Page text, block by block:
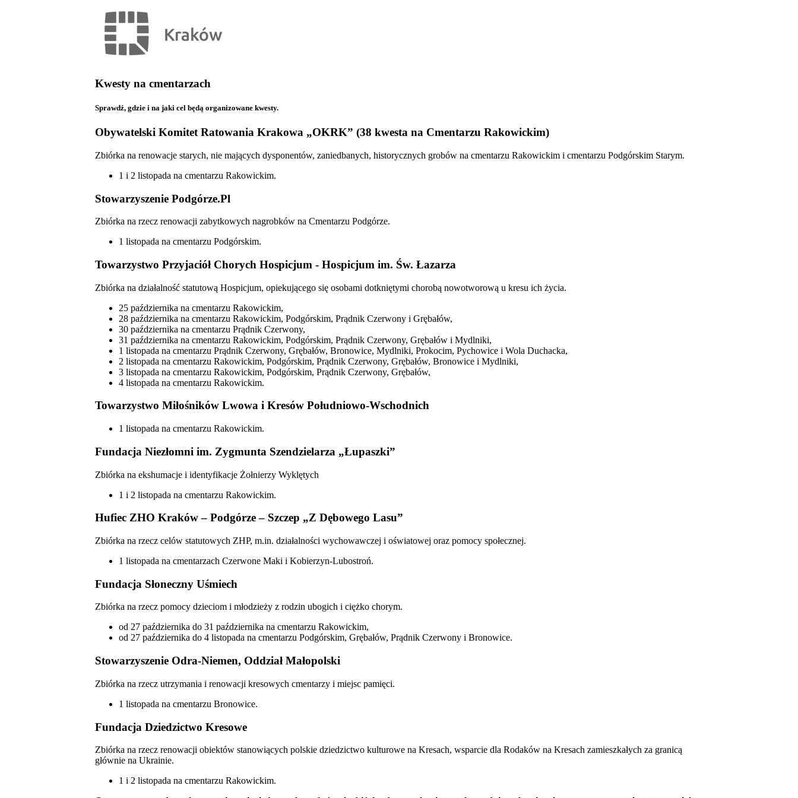
Kwesty na cmentarzach
Sprawdź, gdzie i na jaki cel będą organizowane kwesty.
Obywatelski Komitet Ratowania Krakowa „OKRK” (38 kwesta na Cmentarzu Rakowickim)
Zbiórka na renowacje starych, nie mających dysponentów, zaniedbanych, historycznych grobów na cmentarzu Rakowickim i cmentarzu Podgórskim Starym.
1 i 2 listopada na cmentarzu Rakowickim.
Stowarzyszenie Podgórze.Pl
Zbiórka na rzecz renowacji zabytkowych nagrobków na Cmentarzu Podgórze.
1 listopada na cmentarzu Podgórskim.
Towarzystwo Przyjaciół Chorych Hospicjum - Hospicjum im. Św. Łazarza
Zbiórka na działalność statutową Hospicjum, opiekującego się osobami dotkniętymi chorobą nowotworową u kresu ich życia.
25 października na cmentarzu Rakowickim,
28 października na cmentarzu Rakowickim, Podgórskim, Prądnik Czerwony i Grębałów,
30 października na cmentarzu Prądnik Czerwony,
31 października na cmentarzu Rakowickim, Podgórskim, Prądnik Czerwony, Grębałów i Mydlniki,
1 listopada na cmentarzu Prądnik Czerwony, Grębałów, Bronowice, Mydlniki, Prokocim, Pychowice i Wola Duchacka,
2 listopada na cmentarzu Rakowickim, Podgórskim, Prądnik Czerwony, Grębałów, Bronowice i Mydlniki,
3 listopada na cmentarzu Rakowickim, Podgórskim, Prądnik Czerwony, Grębałów,
4 listopada na cmentarzu Rakowickim.
Towarzystwo Miłośników Lwowa i Kresów Południowo-Wschodnich
1 listopada na cmentarzu Rakowickim.
Fundacja Niezłomni im. Zygmunta Szendzielarza „Łupaszki”
Zbiórka na ekshumacje i identyfikacje Żołnierzy Wyklętych
1 i 2 listopada na cmentarzu Rakowickim.
Hufiec ZHO Kraków – Podgórze – Szczep „Z Dębowego Lasu”
Zbiórka na rzecz celów statutowych ZHP, m.in. działalności wychowawczej i oświatowej oraz pomocy społecznej.
1 listopada na cmentarzach Czerwone Maki i Kobierzyn-Lubostroń.
Fundacja Słoneczny Uśmiech
Zbiórka na rzecz pomocy dzieciom i młodzieży z rodzin ubogich i ciężko chorym.
od 27 października do 31 października na cmentarzu Rakowickim,
od 27 października do 4 listopada na cmentarzu Podgórskim, Grębałów, Prądnik Czerwony i Bronowice.
Stowarzyszenie Odra-Niemen, Oddział Małopolski
Zbiórka na rzecz utrzymania i renowacji kresowych cmentarzy i miejsc pamięci.
1 listopada na cmentarzu Bronowice.
Fundacja Dziedzictwo Kresowe
Zbiórka na rzecz renowacji obiektów stanowiących polskie dziedzictwo kulturowe na Kresach, wsparcie dla Rodaków na Kresach zamieszkałych za granicą
głównie na Ukrainie.
1 i 2 listopada na cmentarzu Rakowickim.